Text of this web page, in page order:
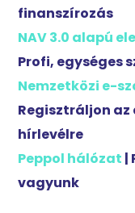
finanszírozás
NAV 3.0 alapú
Profi, egységes
Nemzetközi e-
Regisztráljon
hírlevélre
Peppol hálózat |
vagyunk